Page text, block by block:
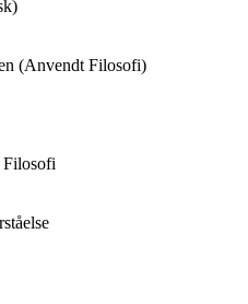
(Anvendt Filosofi)
Filosofi